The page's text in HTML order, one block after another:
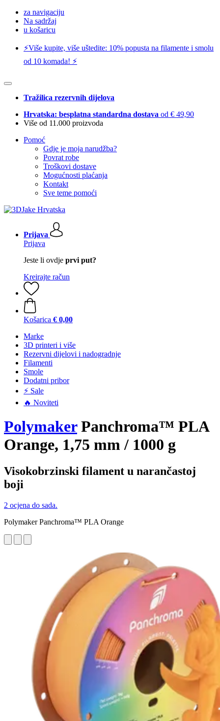
za navigaciju
Na sadržaj
u košaricu
⚡️Više kupite, više uštedite: 10% popusta na filamente i smolu
od 10 komada! ⚡️
Tražilica rezervnih dijelova
Hrvatska: besplatna standardna dostava od € 49,90
Više od 11.000 proizvoda
Pomoć
Gdje je moja narudžba?
Povrat robe
Troškovi dostave
Mogućnosti plaćanja
Kontakt
Sve teme pomoći
Prijava
Prijava
Jeste li ovdje prvi put?
Kreirajte račun
Košarica € 0,00
Marke
3D printeri i više
Rezervni dijelovi i nadogradnje
Filamenti
Smole
Dodatni pribor
⚡ Sale
🔥 Noviteti
PolymakerPanchroma™ PLA
Orange, 1,75 mm / 1000 g
Visokobrzinski filament u narančastoj
boji
2 ocjena do sada.
Polymaker Panchroma™ PLA Orange